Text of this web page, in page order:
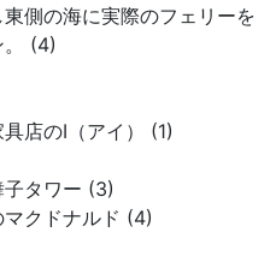
側の海に実際のフェリーを
。 (4)
店のI（アイ） (1)
タワー (3)
クドナルド (4)